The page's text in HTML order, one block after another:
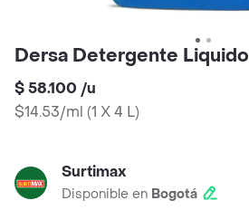
Dersa Detergente Liquido
$ 58.100 /u
$14.53/ml (1 X 4 L)
Surtimax
Disponible en Bogotá